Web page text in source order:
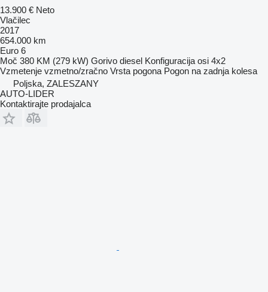
13.900 € Neto
Vlačilec
2017
654.000 km
Euro 6
Moč 380 KM (279 kW) Gorivo diesel Konfiguracija osi 4x2
Vzmetenje vzmetno/zračno Vrsta pogona Pogon na zadnja kolesa
Poljska, ZALESZANY
AUTO-LIDER
Kontaktirajte prodajalca